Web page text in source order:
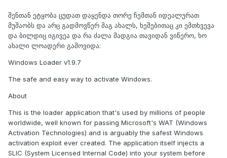
შენთან ეტყობა ცუდათ დაყენდა თორე ჩემთან იდეალურათ
მუშაობს და არც გადმოვწერ მაგ ახალს, ხეშებითაც კი ემთხვევა
და ბილდიც იგივეა და რა ძალა მადგია თავიდან ვიწერო, ხო
ახალი ლოადერი გამოვიდა:
Windows Loader v1.9.7
The safe and easy way to activate Windows.
About
This is the loader application that's used by millions of people
worldwide, well known for passing Microsoft's WAT (Windows
Activation Technologies) and is arguably the safest Windows
activation exploit ever created. The application itself injects a
SLIC (System Licensed Internal Code) into your system before